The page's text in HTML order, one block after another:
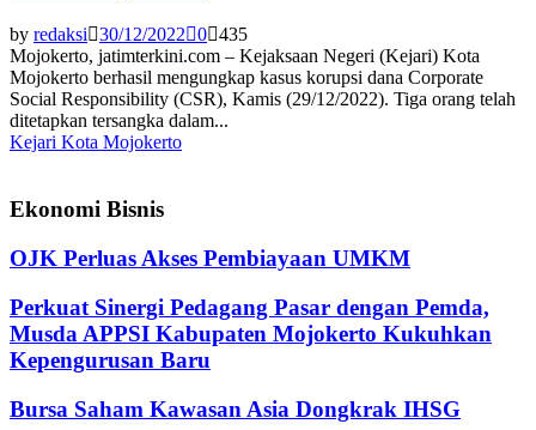
by redaksi 30/12/2022 0 435
Mojokerto, jatimterkini.com – Kejaksaan Negeri (Kejari) Kota
Mojokerto berhasil mengungkap kasus korupsi dana Corporate
Social Responsibility (CSR), Kamis (29/12/2022). Tiga orang telah
ditetapkan tersangka dalam...
Kejari Kota Mojokerto
Ekonomi Bisnis
OJK Perluas Akses Pembiayaan UMKM
Perkuat Sinergi Pedagang Pasar dengan Pemda,
Musda APPSI Kabupaten Mojokerto Kukuhkan
Kepengurusan Baru
Bursa Saham Kawasan Asia Dongkrak IHSG